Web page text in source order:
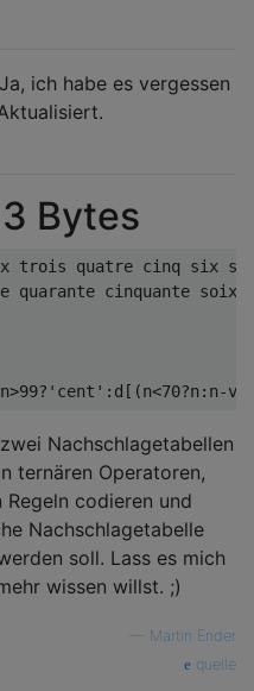
ich habe es vergessen
Bytes
trois quatre cinq six
quarante cinquante
n>99? 'cent' : d [(n<70?n : n-v
Nachschlagetabellen
ternären Operatoren,
Regeln codieren und
Nachschlagetabelle
soll. Lass es mich
wissen willst. ;)
Martin Ender
quelle